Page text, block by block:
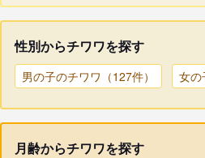
性別からチワワを探す
男の子のチワワ（127件） 女の
月齢からチワワを探す